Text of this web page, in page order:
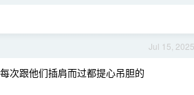
Jul 15, 2025
次跟他们插肩而过都提心吊胆的